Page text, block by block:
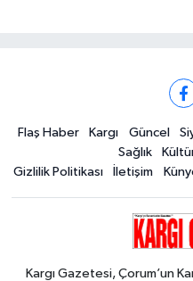
Flaş Haber Kargı Güncel
Sağlık
Gizlilik Politikası
İletişim
Kargı Gazetesi, Çorum’un